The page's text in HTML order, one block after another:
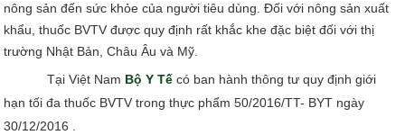
nông sản đến sức khỏe của người tiêu dùng. Đối với nông sản xuất
khẩu, thuốc BVTV được quy định rất khắc khe đặc biệt đối với thị
trường Nhật Bản, Châu Âu và Mỹ.
Tại Việt Nam Bộ Y Tế có ban hành thông tư quy định giới
hạn tối đa thuốc BVTV trong thực phẩm 50/2016/TT- BYT ngày
30/12/2016 .